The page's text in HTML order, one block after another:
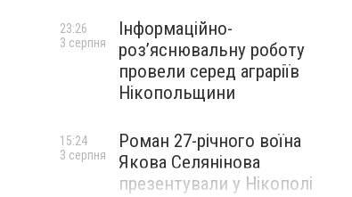
Інформаційно-
роз’яснювальну роботу
провели серед аграріїв
Нікопольщини
23:26
3 серпня
Роман 27-річного воїна
Якова Селянінова
презентували у Нікополі
15:24
3 серпня